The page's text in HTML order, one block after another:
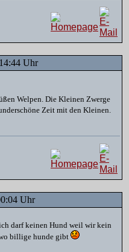
Uhr
Welpen. Die Kleinen Zwerge
Zeit mit den Kleinen.
Uhr
darf keinen Hund weil wir kein
billige hunde gibt